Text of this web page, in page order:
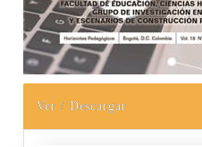
Ver / Descargar